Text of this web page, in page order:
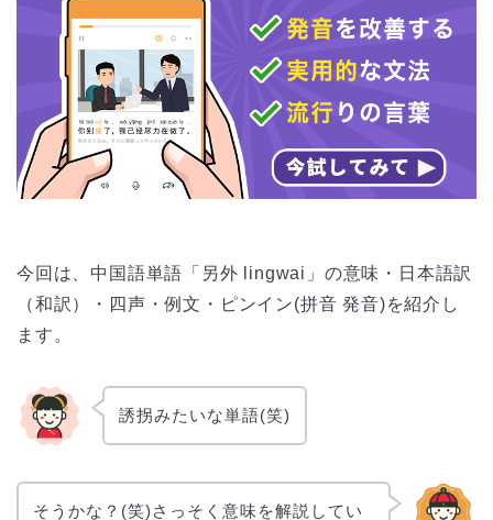
今回は、中国語単語「另外 lingwai」の意味・日本語訳
（和訳）・四声・例文・ピンイン(拼音 発音)を紹介し
ます。
誘拐みたいな単語(笑)
そうかな？(笑)さっそく意味を解説してい